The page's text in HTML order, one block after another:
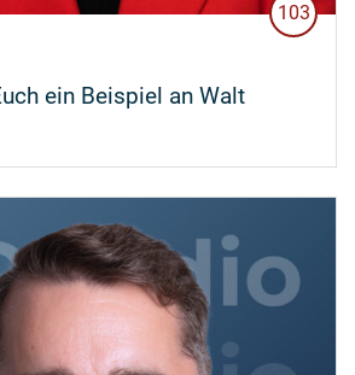
103
ein Beispiel an Walt